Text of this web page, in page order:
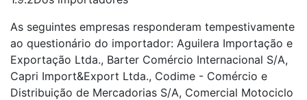
As seguintes empresas responderam tempestivamente
ao questionário do importador: Aguilera Importação e
Exportação Ltda., Barter Comércio Internacional S/A,
Capri Import&Export Ltda., Codime - Comércio e
Distribuição de Mercadorias S/A, Comercial Motociclo